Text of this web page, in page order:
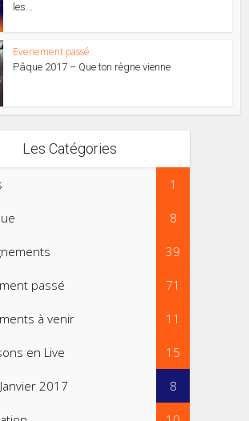
les...
Evenement passé
Pâque 2017 – Que ton règne vienne
Les Catégories
1
8
39
passé 71
à venir 11
en Live 15
2017 8